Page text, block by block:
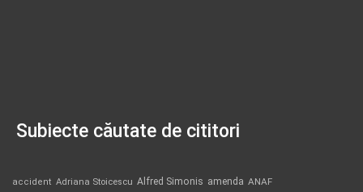
Subiecte căutate de cititori
accident Adriana Stoicescu Alfred Simonis amenda ANAF